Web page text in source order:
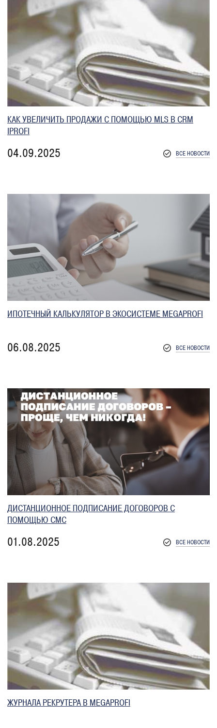
КАК УВЕЛИЧИТЬ ПРОДАЖИ С ПОМОЩЬЮ MLS В CRM
IPROFI
04.09.2025 ВСЕ НОВОСТИ
ИПОТЕЧНЫЙ КАЛЬКУЛЯТОР В ЭКОСИСТЕМЕ MEGAPROFI
06.08.2025 ВСЕ НОВОСТИ
ДИСТАНЦИОННОЕ ПОДПИСАНИЕ ДОГОВОРОВ С
ПОМОЩЬЮ СМС
01.08.2025 ВСЕ НОВОСТИ
ЖУРНАЛА РЕКРУТЕРА В MEGAPROFI